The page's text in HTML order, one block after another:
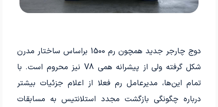
دوج چارجر جدید همچون رم 1500 براساس ساختار مدرن
شکل گرفته ولی از پیشرانه همی V8 نیز محروم است. با
تمام این‌ها، مدیرعامل رم فعلا از اعلام جزئیات بیشتر
درباره چگونگی بازگشت مجدد استلانتیس به مسابقات